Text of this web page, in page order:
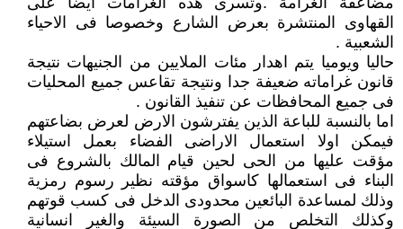
القهاوى المنتشرة بعرض الشارع وخصوصا فى الاحياء
الشعبية .
حاليا ويوميا يتم اهدار مئات الملايين من الجنيهات نتيجة
قانون غراماته ضعيفة جدا ونتيجة تقاعس جميع المحليات
فى جميع المحافظات عن تنفيذ القانون .
اما بالنسبة للباعة الذين يفترشون الارض لعرض بضاعتهم
فيمكن اولا استعمال الاراضى الفضاء بعمل استيلاء
مؤقت عليها من الحى لحين قيام المالك بالشروع فى
البناء فى استعمالها كاسواق مؤقته نظير رسوم رمزية
وذلك لمساعدة البائعين محدودى الدخل فى كسب قوتهم
وكذلك التخلص من الصورة السيئة والغير انسانية